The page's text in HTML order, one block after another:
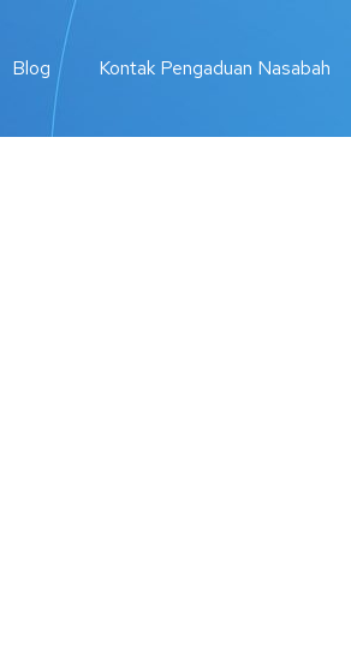
Blog Kontak Pengaduan Nasabah